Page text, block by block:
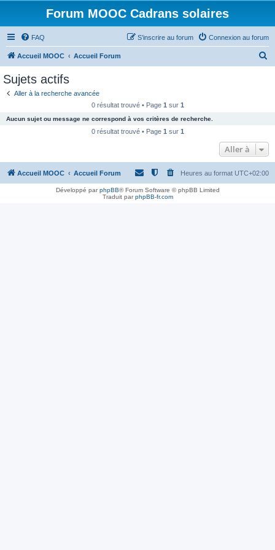
Forum MOOC Cadrans solaires
FAQ Connexion au forum
S’inscrire au forum
Accueil MOOC Accueil Forum
c
e
Sujets actifs
Aller à la recherche avancée
0 résultat trouvé • Page 1 sur 1
Aucun sujet ou message ne correspond à vos critères de recherche.
0 résultat trouvé • Page 1 sur 1
Aller à
Accueil MOOC Accueil Forum Heures au format UTC+02:00
Développé parphpBB® Forum Software © phpBB Limited
Traduit parphpBB-fr.com